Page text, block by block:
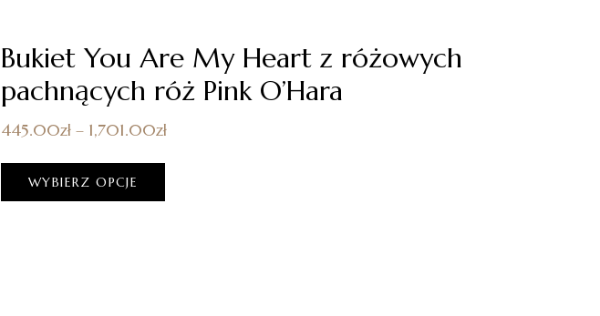
Bukiet You Are My Heart z różowych
pachnących róż Pink O’Hara
445.00zł– 1,701.00zł
WYBIERZ OPCJE